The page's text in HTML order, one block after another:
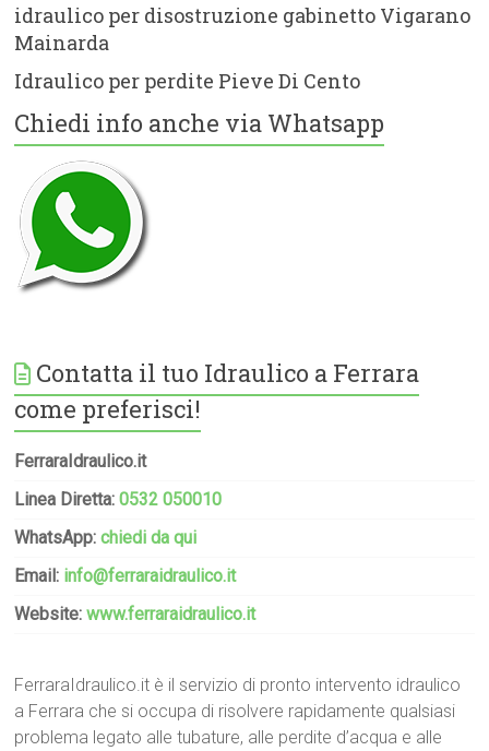
idraulico per disostruzione gabinetto Vigarano
Mainarda
Idraulico per perdite Pieve Di Cento
Chiedi info anche via Whatsapp
Contatta il tuo Idraulico a Ferrara
come preferisci!
FerraraIdraulico.it
Linea Diretta:0532 050010
WhatsApp:chiedi da qui
Email: info@ferraraidraulico.it
Website:www.ferraraidraulico.it
FerraraIdraulico.it è il servizio di pronto intervento idraulico
a Ferrara che si occupa di risolvere rapidamente qualsiasi
problema legato alle tubature, alle perdite d’acqua e alle